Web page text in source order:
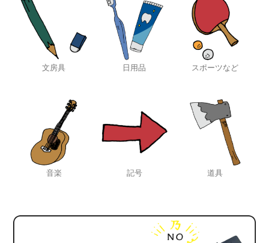
文房具 日用品 スポーツなど
音楽 記号 道具